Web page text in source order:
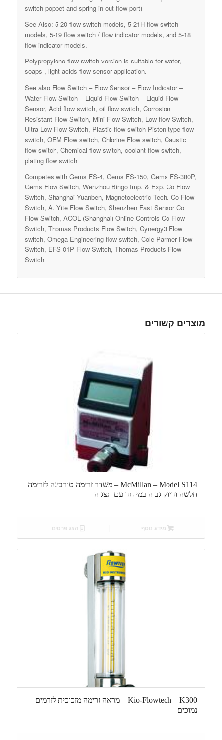
switch poppet and spring in out flow port)
See Also: 5-20 flow switch models, 5-21H flow switch
models, 5-19 flow switch / flow indicator models, and 5-18
flow indicator models.
Polypropylene flow switch version is suitable for water,
soaps , light acids flow sensor application.
See also Flow Switch – Flow Sensor – Flow Indicator –
Water Flow Switch – Liquid Flow Switch – Liquid Flow
Sensor, Acid flow switch, oil flow switch, Corrosion
Resistant Flow Switch, Mini Flow Switch, Low flow Switch,
Ultra Low Flow Switch, Plastic flow switch Piston type flow
switch, OEM Flow switch, Chlorine Flow switch, Caustic
flow switch, Chemical flow switch, coolant flow switch,
plating flow switch
Competes with Gems FS-4, Gems FS-150, Gems FS-380P,
Gems Flow Switch, Wenzhou Bingo Imp. & Exp. Co Flow
Switch, Shanghai Yuanben, Magnetoelectric Tech. Co Flow
Switch, A. Yite Flow Switch, Shenzhen Fast Sensor Co
Flow Switch, ACOL (Shanghai) Online Controls Co Flow
Switch, Thomas Products Flow Switch, Cynergy3 Flow
switch, Omega Engineering flow switch, Cole-Parmer Flow
Switch, EFS-01P Flow Switch, Thomas Products Flow
Switch
מוצרים קשורים
McMillan – Model S114 – משדר זרימה טורבינה לזרימה
חלשה ודיוק גבוה במיוחד עם תצגוה
מידע נוסף הצג פרטים
Kio-Flowtech – K300 – מראה זרימה מזכוכית לזרמים
נמוכים